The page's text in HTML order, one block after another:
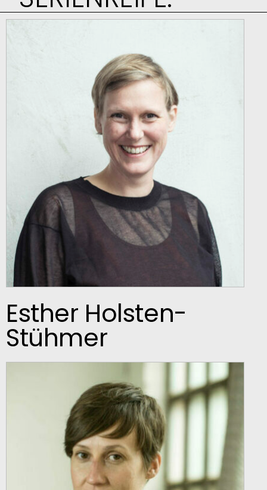
Esther Holsten-
Stühmer